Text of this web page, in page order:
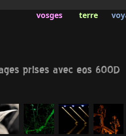
vosges terre
prises avec eos 600D